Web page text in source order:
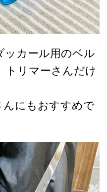
ッカール用のベル
トリマーさんだけ
んにもおすすめで